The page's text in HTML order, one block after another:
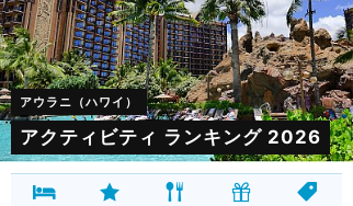
アウラニ（ハワイ）
アクティビティ ランキング 2026